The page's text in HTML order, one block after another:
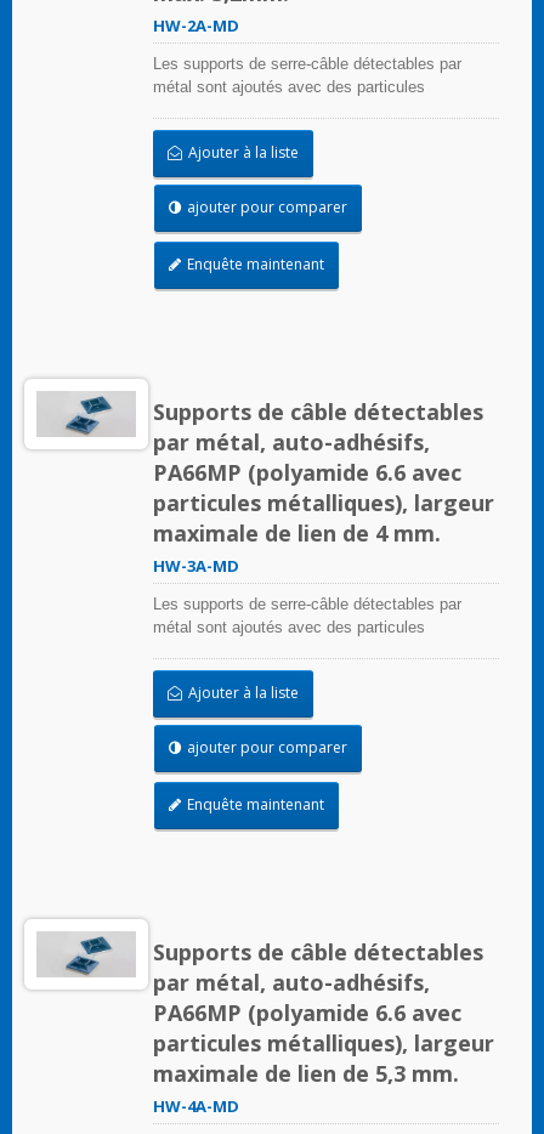
HW-2A-MD
Les supports de serre-câble détectables par
métal sont ajoutés avec des particules
équipement de détection de métaux. Même de
petits fragments peuvent être détectés. Cela
peut principalement résoudre le problème des
polluants et des corps étrangers entrant dans le
des boissons, l'industrie pharmaceutique et
médicale. Les supports de serre-câble
détectables par métal sont conformes aux
Ajouter à la liste
ajouter pour comparer
Enquête maintenant
Supports de câble détectables
par métal, auto-adhésifs,
PA66MP (polyamide 6.6 avec
particules métalliques), largeur
maximale de lien de 4 mm.
HW-3A-MD
Les supports de serre-câble détectables par
métal sont ajoutés avec des particules
équipement de détection de métaux. Même de
petits fragments peuvent être détectés. Cela
peut principalement résoudre le problème des
polluants et des corps étrangers entrant dans le
des boissons, l'industrie pharmaceutique et
médicale. Les supports de serre-câble
détectables par métal sont conformes aux
Ajouter à la liste
ajouter pour comparer
Enquête maintenant
Supports de câble détectables
par métal, auto-adhésifs,
PA66MP (polyamide 6.6 avec
particules métalliques), largeur
maximale de lien de 5,3 mm.
HW-4A-MD